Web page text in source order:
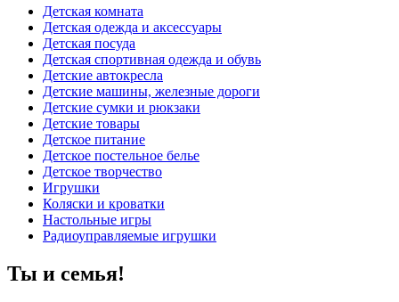
Детская комната
Детская одежда и аксессуары
Детская посуда
Детская спортивная одежда и обувь
Детские автокресла
Детские машины, железные дороги
Детские сумки и рюкзаки
Детские товары
Детское питание
Детское постельное белье
Детское творчество
Игрушки
Коляски и кроватки
Настольные игры
Радиоуправляемые игрушки
Ты и семья!